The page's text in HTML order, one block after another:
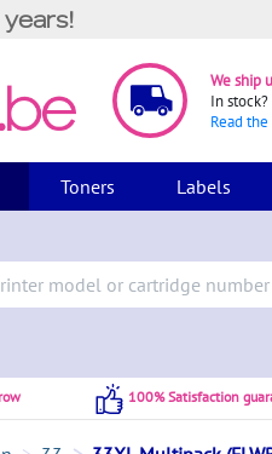
We ship
In
Read
Toners Labels
100% Satisfaction